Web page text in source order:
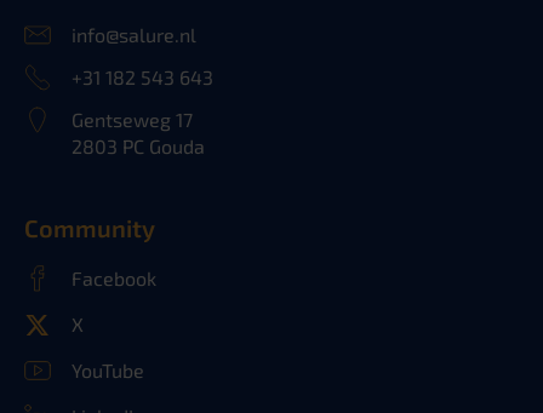
info@salure.nl
+31 182 543 643
Gentseweg 17
2803 PC Gouda
Community
Facebook
X
YouTube